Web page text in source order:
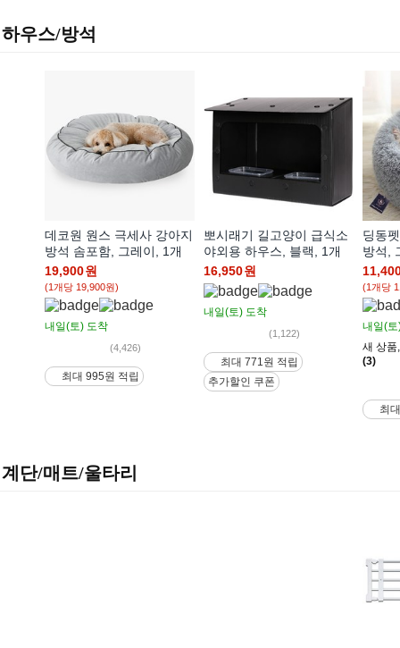
하우스/방석
데코원 원스 극세사 강아지
방석 솜포함, 그레이, 1개
19,900원
(1개당 19,900원)
내일(토) 도착
(4,426)
최대 995원 적립
뽀시래기 길고양이 급식소
야외용 하우스, 블랙, 1개
16,950원
내일(토) 도착
(1,122)
최대 771원 적립
추가할인 쿠폰
딩동
방석,
(1개당
내일(
새 상품
(3)
최
계단/매트/울타리